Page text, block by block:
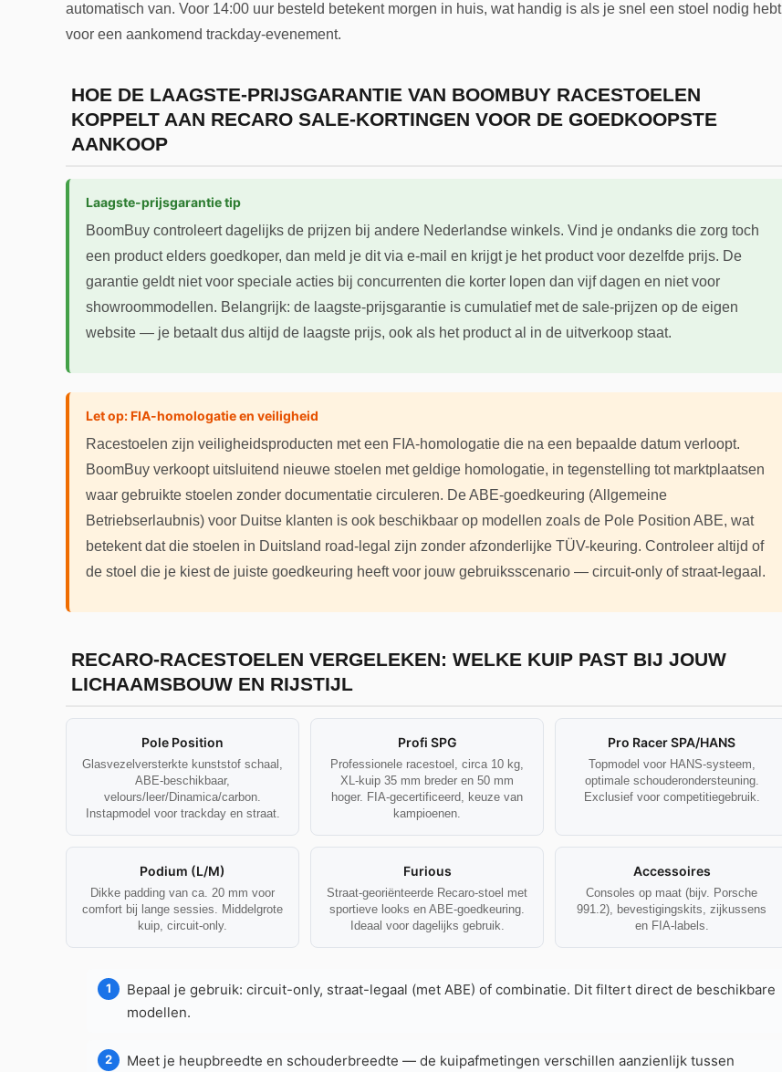
automatisch van. Voor 14:00 uur besteld betekent morgen in huis, wat handig is als je snel een stoel nodig hebt
voor een aankomend trackday-evenement.
HOE DE LAAGSTE-PRIJSGARANTIE VAN BOOMBUY RACESTOELEN
KOPPELT AAN RECARO SALE-KORTINGEN VOOR DE GOEDKOOPSTE
AANKOOP
Laagste-prijsgarantie tip
BoomBuy controleert dagelijks de prijzen bij andere Nederlandse winkels. Vind je ondanks die zorg toch
een product elders goedkoper, dan meld je dit via e-mail en krijgt je het product voor dezelfde prijs. De
garantie geldt niet voor speciale acties bij concurrenten die korter lopen dan vijf dagen en niet voor
showroommodellen. Belangrijk: de laagste-prijsgarantie is cumulatief met de sale-prijzen op de eigen
website — je betaalt dus altijd de laagste prijs, ook als het product al in de uitverkoop staat.
Let op: FIA-homologatie en veiligheid
Racestoelen zijn veiligheidsproducten met een FIA-homologatie die na een bepaalde datum verloopt.
BoomBuy verkoopt uitsluitend nieuwe stoelen met geldige homologatie, in tegenstelling tot marktplaatsen
waar gebruikte stoelen zonder documentatie circuleren. De ABE-goedkeuring (Allgemeine
Betriebserlaubnis) voor Duitse klanten is ook beschikbaar op modellen zoals de Pole Position ABE, wat
betekent dat die stoelen in Duitsland road-legal zijn zonder afzonderlijke TÜV-keuring. Controleer altijd of
de stoel die je kiest de juiste goedkeuring heeft voor jouw gebruiksscenario — circuit-only of straat-legaal.
RECARO-RACESTOELEN VERGELEKEN: WELKE KUIP PAST BIJ JOUW
LICHAAMSBOUW EN RIJSTIJL
Pole Position
Glasvezelversterkte kunststof schaal,
ABE-beschikbaar,
velours/leer/Dinamica/carbon.
Instapmodel voor trackday en straat.
Profi SPG
Professionele racestoel, circa 10 kg,
XL-kuip 35 mm breder en 50 mm
hoger. FIA-gecertificeerd, keuze van
kampioenen.
Pro Racer SPA/HANS
Topmodel voor HANS-systeem,
optimale schouderondersteuning.
Exclusief voor competitiegebruik.
Podium (L/M)
Dikke padding van ca. 20 mm voor
comfort bij lange sessies. Middelgrote
kuip, circuit-only.
Furious
Straat-georiënteerde Recaro-stoel met
sportieve looks en ABE-goedkeuring.
Ideaal voor dagelijks gebruik.
Accessoires
Consoles op maat (bijv. Porsche
991.2), bevestigingskits, zijkussens
en FIA-labels.
Bepaal je gebruik: circuit-only, straat-legaal (met ABE) of combinatie. Dit filtert direct de beschikbare
modellen.
Meet je heupbreedte en schouderbreedte — de kuipafmetingen verschillen aanzienlijk tussen